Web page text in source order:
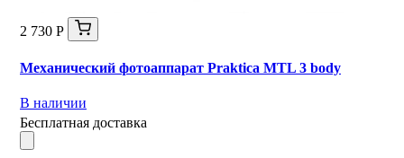
2 730 Р
Механический фотоаппарат Praktica MTL 3 body
В наличии
Бесплатная доставка